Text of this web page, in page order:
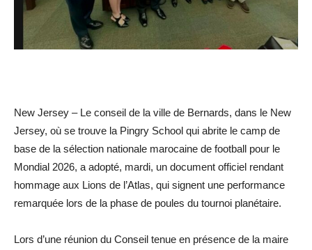
New Jersey – Le conseil de la ville de Bernards, dans le New
Jersey, où se trouve la Pingry School qui abrite le camp de
base de la sélection nationale marocaine de football pour le
Mondial 2026, a adopté, mardi, un document officiel rendant
hommage aux Lions de l’Atlas, qui signent une performance
remarquée lors de la phase de poules du tournoi planétaire.
Lors d’une réunion du Conseil tenue en présence de la maire